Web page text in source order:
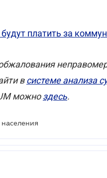
платить за
всистеме анализа
можноздесь.